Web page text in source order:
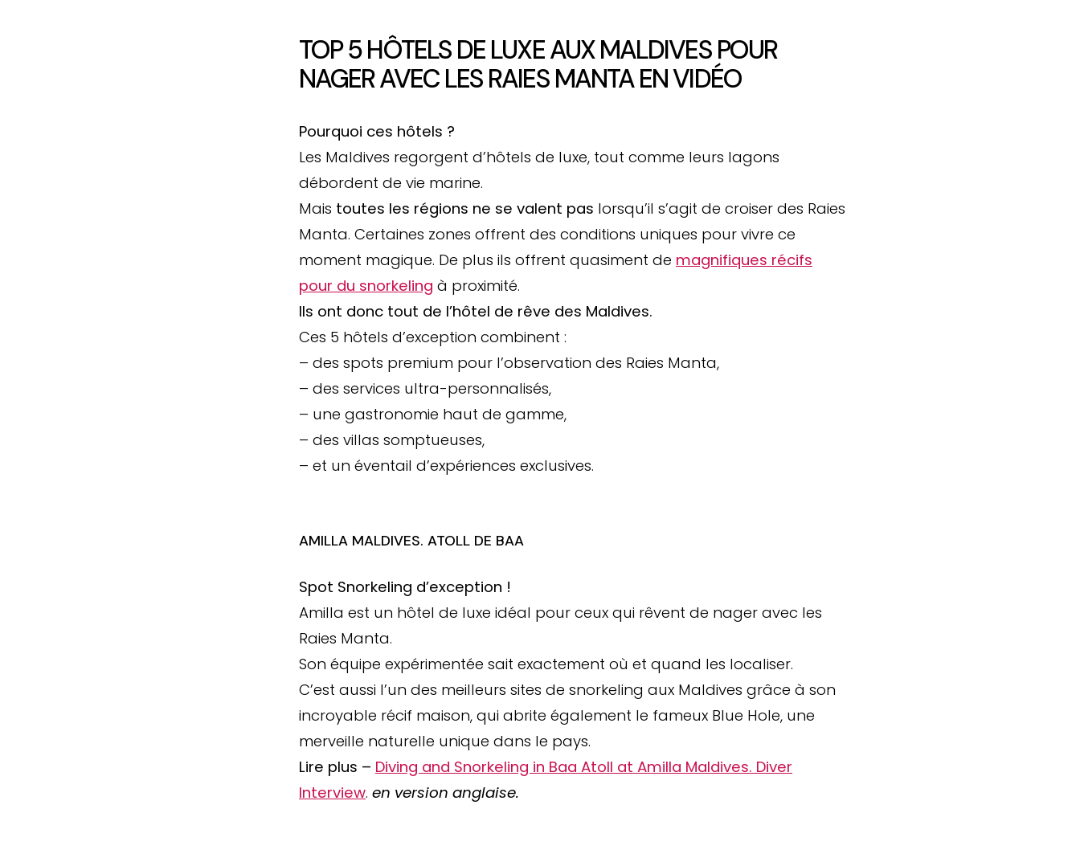
TOP 5 HÔTELS DE LUXE AUX MALDIVES POUR
NAGER AVEC LES RAIES MANTA EN VIDÉO
Pourquoi ces hôtels ?
Les Maldives regorgent d’hôtels de luxe, tout comme leurs lagons
débordent de vie marine.
Mais toutes les régions ne se valent pas lorsqu’il s’agit de croiser des Raies
Manta. Certaines zones offrent des conditions uniques pour vivre ce
moment magique. De plus ils offrent quasiment de magnifiques récifs
pour du snorkeling à proximité.
Ils ont donc tout de l’hôtel de rêve des Maldives.
Ces 5 hôtels d’exception combinent :
– des spots premium pour l’observation des Raies Manta,
– des services ultra-personnalisés,
– une gastronomie haut de gamme,
– des villas somptueuses,
– et un éventail d’expériences exclusives.
AMILLA MALDIVES. ATOLL DE BAA
Spot Snorkeling d’exception !
Amilla est un hôtel de luxe idéal pour ceux qui rêvent de nager avec les
Raies Manta.
Son équipe expérimentée sait exactement où et quand les localiser.
C’est aussi l’un des meilleurs sites de snorkeling aux Maldives grâce à son
incroyable récif maison, qui abrite également le fameux Blue Hole, une
merveille naturelle unique dans le pays.
Lire plus – Diving and Snorkeling in Baa Atoll at Amilla Maldives. Diver
Interview. en version anglaise.